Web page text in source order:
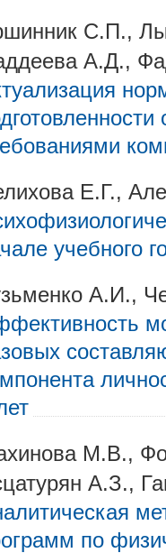
С.П.,
А.Д.,
Е.Г.,
учебного
А.И.,
М.В.,
А.З.,
по